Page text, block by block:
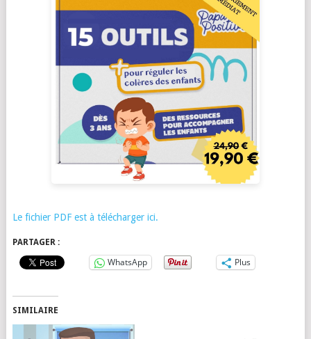
Le fichier PDF est à télécharger ici.
PARTAGER :
WhatsApp Plus
SIMILAIRE